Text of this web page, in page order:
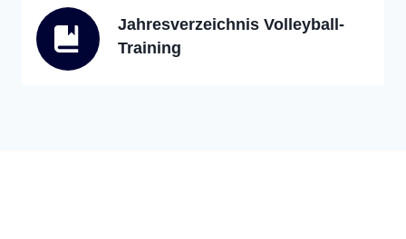
Jahresverzeichnis Volleyball-
Training